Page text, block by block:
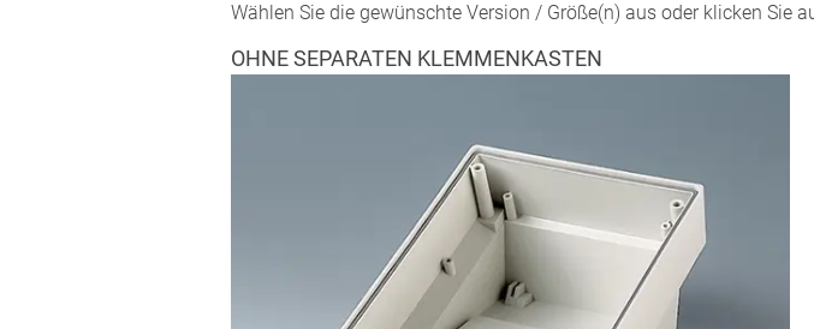
Wählen Sie die gewünschte Version / Größe(n) aus oder klicken Sie
OHNE SEPARATEN KLEMMENKASTEN